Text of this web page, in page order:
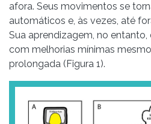
afora. Seus movimentos se
automáticos e, às vezes, até
Sua aprendizagem, no entanto,
com melhorias mínimas
prolongada (Figura 1).